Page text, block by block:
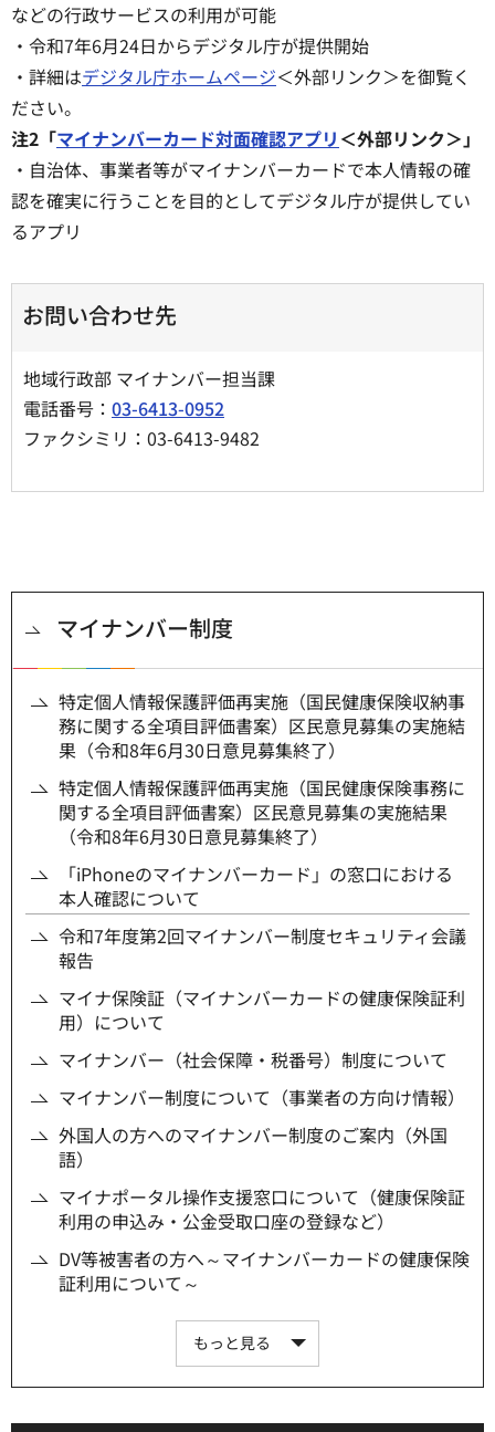
などの行政サービスの利用が可能
・令和7年6月24日からデジタル庁が提供開始
・詳細はデジタル庁ホームページ＜外部リンク＞を御覧く
ださい。
注2「マイナンバーカード対面確認アプリ ＜外部リンク＞」
・自治体、事業者等がマイナンバーカードで本人情報の確
認を確実に行うことを目的としてデジタル庁が提供してい
るアプリ
お問い合わせ先
地域行政部 マイナンバー担当課
電話番号： 03-6413-0952
ファクシミリ：03-6413-9482
マイナンバー制度
特定個人情報保護評価再実施（国民健康保険収納事
務に関する全項目評価書案）区民意見募集の実施結
果（令和8年6月30日意見募集終了）
特定個人情報保護評価再実施（国民健康保険事務に
関する全項目評価書案）区民意見募集の実施結果
（令和8年6月30日意見募集終了）
「iPhoneのマイナンバーカード」の窓口における
本人確認について
令和7年度第2回マイナンバー制度セキュリティ会議
報告
マイナ保険証（マイナンバーカードの健康保険証利
用）について
マイナンバー（社会保障・税番号）制度について
マイナンバー制度について（事業者の方向け情報）
外国人の方へのマイナンバー制度のご案内（外国
語）
マイナポータル操作支援窓口について（健康保険証
利用の申込み・公金受取口座の登録など）
DV等被害者の方へ～マイナンバーカードの健康保険
証利用について～
もっと見る